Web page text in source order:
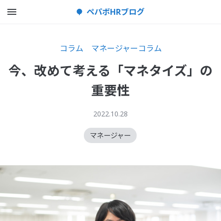
ペパボHRブログ
コラム マネージャーコラム
今、改めて考える「マネタイズ」の
重要性
2022.10.28
マネージャー